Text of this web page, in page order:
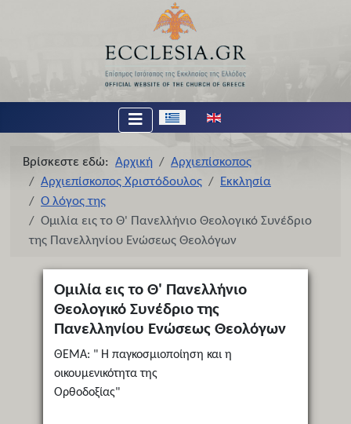
Επιλέξτε τη γλώσσα σας
Βρίσκεστε εδώ: Αρχική
Αρχιεπίσκοπος
Αρχιεπίσκοπος Χριστόδουλος
Εκκλησία
Ο λόγος της
Ομιλία εις το Θ' Πανελλήνιο Θεολογικό Συνέδριο
της Πανελληνίου Ενώσεως Θεολόγων
Ομιλία εις το Θ' Πανελλήνιο
Θεολογικό Συνέδριο της
Πανελληνίου Ενώσεως Θεολόγων
ΘΕΜΑ: " Η παγκοσμιοποίηση και η
οικουμενικότητα της
Ορθοδοξίας"